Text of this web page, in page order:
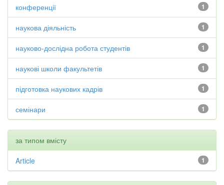
1
конференції
1
наукова діяльність
1
науково-дослідна робота студентів
1
наукові школи факультетів
1
підготовка наукових кадрів
1
семінари
за типом вмісту
1
Article